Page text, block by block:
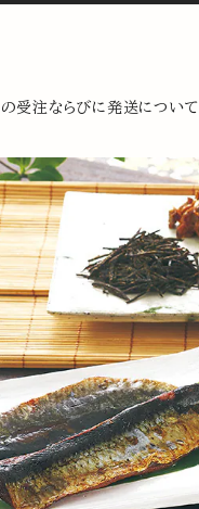
注ならびに発送について